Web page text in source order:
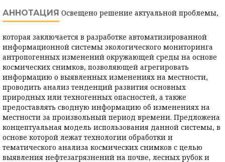
АННОТАЦИЯ Освещено решение актуальной проблемы,
которая заключается в разработке автоматизированной
информационной системы экологического мониторинга
антропогенных изменений окружающей среды на основе
космических снимков, позволяющей агрегировать
информацию о выявленных изменениях на местности,
проводить анализ тенденций развития основных
природных или техногенных опасностей, а также
предоставлять сводную информацию об изменениях на
местности за произвольный период времени. Предложена
концептуальная модель использования данной системы, в
основе которой лежат технологии обработки и
тематического анализа космических снимков с целью
выявления нефтезагрязнений на почве, лесных рубок и